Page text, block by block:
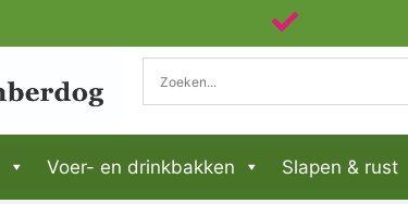
Voer- en drinkbakken Slapen & rust